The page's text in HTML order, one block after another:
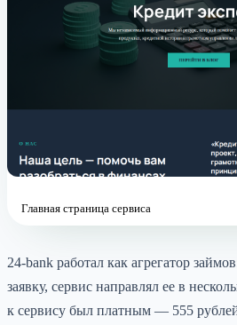
Главная страница сервиса
24-bank работал как агрегатор
заявку, сервис направлял ее в
к сервису был платным — 555 рублей